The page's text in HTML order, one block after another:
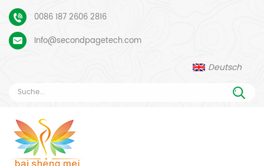
0086 187 2606 2816
Info@secondpagetech.com
Deutsch